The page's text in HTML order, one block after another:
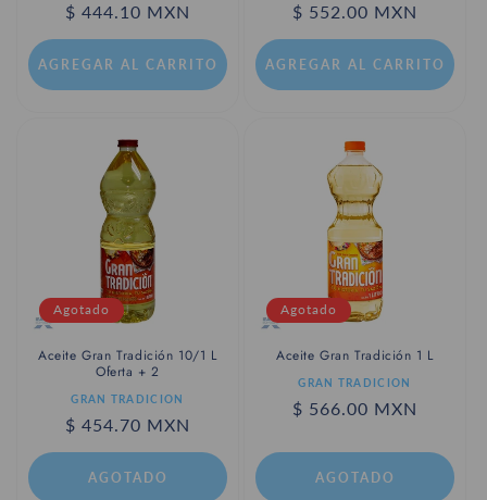
Precio
habitual
$ 444.10 MXN
AGREGAR AL CARRITO
Precio
habitual
$ 552.00 MXN
AGREGAR AL CARRITO
Agotado
Aceite Gran Tradición 10/1 L
Oferta + 2
Proveedor:
GRAN TRADICION
Precio
habitual
$ 454.70 MXN
AGOTADO
Agotado
Aceite Gran Tradición 1 L
Proveedor:
GRAN TRADICION
Precio
$ 566.00 MXN
AGOTADO